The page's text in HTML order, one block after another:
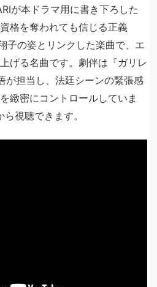
が本ドラマ用に書き下ろした
格を奪われても信じる正義
子の姿とリンクした楽曲で、エ
げる名曲です。劇伴は『ガリレ
が担当し、法廷シーンの緊張感
緻密にコントロールしていま
視聴できます。